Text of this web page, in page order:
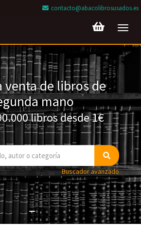
contacto@abacolibrosusados.es
venta de libros de
mano
libros desde 1€
Buscador avanzado